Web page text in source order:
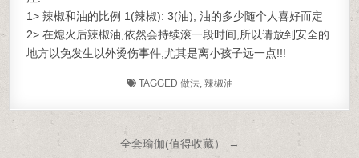
1> 辣椒和油的比例 1(辣椒): 3(油), 油的多少随个人喜好而定
2> 在熄火后辣椒油,依然会持续滚一段时间,所以请放到安全的
地方以免发生以外烫伤事件,尤其是离小孩子远一点!!!
TAGGED 做法, 辣椒油
文章导航
全套瑜伽(值得收藏） →